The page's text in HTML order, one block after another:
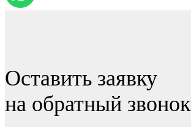
Оставить заявку
на обратный звонок